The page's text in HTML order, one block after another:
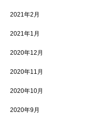
2021年2月
2021年1月
2020年12月
2020年11月
2020年10月
2020年9月